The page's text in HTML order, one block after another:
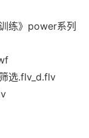
练》power系列
选.flv_d.flv